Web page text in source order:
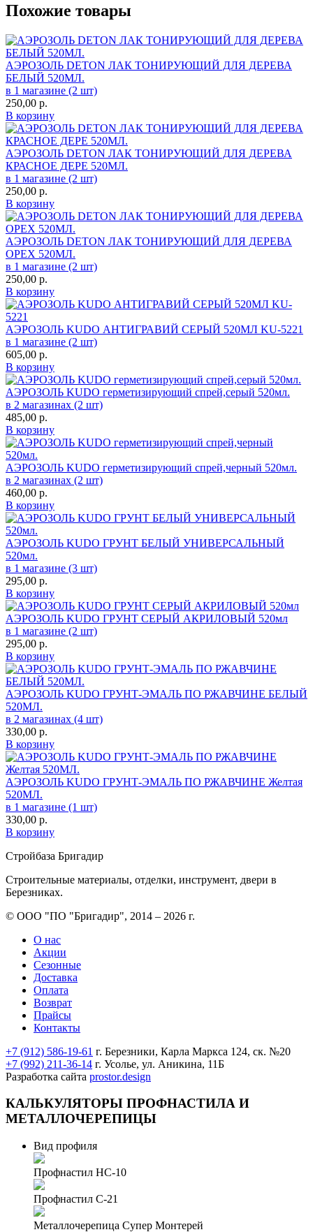
Похожие товары
АЭРОЗОЛЬ DETON ЛАК ТОНИРУЮЩИЙ ДЛЯ ДЕРЕВА
БЕЛЫЙ 520МЛ.
в 1 магазине (2 шт)
250,00 р.
В корзину
АЭРОЗОЛЬ DETON ЛАК ТОНИРУЮЩИЙ ДЛЯ ДЕРЕВА
КРАСНОЕ ДЕРЕ 520МЛ.
в 1 магазине (2 шт)
250,00 р.
В корзину
АЭРОЗОЛЬ DETON ЛАК ТОНИРУЮЩИЙ ДЛЯ ДЕРЕВА
ОРЕХ 520МЛ.
в 1 магазине (2 шт)
250,00 р.
В корзину
АЭРОЗОЛЬ KUDO АНТИГРАВИЙ СЕРЫЙ 520МЛ KU-5221
в 1 магазине (2 шт)
605,00 р.
В корзину
АЭРОЗОЛЬ KUDO герметизирующий спрей,серый 520мл.
в 2 магазинах (2 шт)
485,00 р.
В корзину
АЭРОЗОЛЬ KUDO герметизирующий спрей,черный 520мл.
в 2 магазинах (2 шт)
460,00 р.
В корзину
АЭРОЗОЛЬ KUDO ГРУНТ БЕЛЫЙ УНИВЕРСАЛЬНЫЙ
520мл.
в 1 магазине (3 шт)
295,00 р.
В корзину
АЭРОЗОЛЬ KUDO ГРУНТ СЕРЫЙ АКРИЛОВЫЙ 520мл
в 1 магазине (2 шт)
295,00 р.
В корзину
АЭРОЗОЛЬ KUDO ГРУНТ-ЭМАЛЬ ПО РЖАВЧИНЕ БЕЛЫЙ
520МЛ.
в 2 магазинах (4 шт)
330,00 р.
В корзину
АЭРОЗОЛЬ KUDO ГРУНТ-ЭМАЛЬ ПО РЖАВЧИНЕ Желтая
520МЛ.
в 1 магазине (1 шт)
330,00 р.
В корзину
Стройбаза Бригадир
Строительные материалы, отделки, инструмент, двери в
Березниках.
© ООО "ПО "Бригадир", 2014 – 2026 г.
О нас
Акции
Сезонные
Доставка
Оплата
Возврат
Прайсы
Контакты
+7 (912) 586-19-61 г. Березники, Карла Маркса 124, ск. №20
+7 (992) 211-36-14 г. Усолье, ул. Аникина, 11Б
Разработка сайта prostor.design
КАЛЬКУЛЯТОРЫ ПРОФНАСТИЛА И
МЕТАЛЛОЧЕРЕПИЦЫ
Вид профиля
Профнастил НС-10
Профнастил С-21
Металлочерепица Супер Монтерей